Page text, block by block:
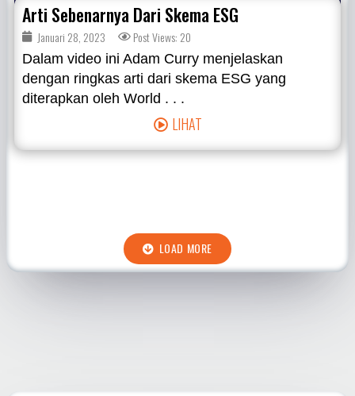
Arti Sebenarnya Dari Skema ESG
Januari 28, 2023 Post Views: 20
Dalam video ini Adam Curry menjelaskan
dengan ringkas arti dari skema ESG yang
diterapkan oleh World . . .
LIHAT
LOAD MORE